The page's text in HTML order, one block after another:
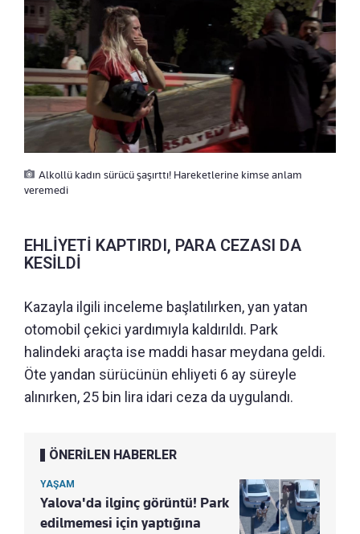
Alkollü kadın sürücü şaşırttı! Hareketlerine kimse anlam
veremedi
EHLİYETİ KAPTIRDI, PARA CEZASI DA
KESİLDİ
Kazayla ilgili inceleme başlatılırken, yan yatan
otomobil çekici yardımıyla kaldırıldı. Park
halindeki araçta ise maddi hasar meydana geldi.
Öte yandan sürücünün ehliyeti 6 ay süreyle
alınırken, 25 bin lira idari ceza da uygulandı.
ÖNERİLEN HABERLER
YAŞAM
Yalova'da ilginç görüntü! Park
edilmemesi için yaptığına